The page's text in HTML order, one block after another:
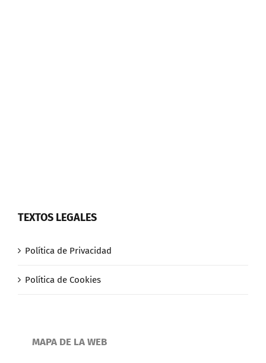
TEXTOS LEGALES
Política de Privacidad
Política de Cookies
MAPA DE LA WEB